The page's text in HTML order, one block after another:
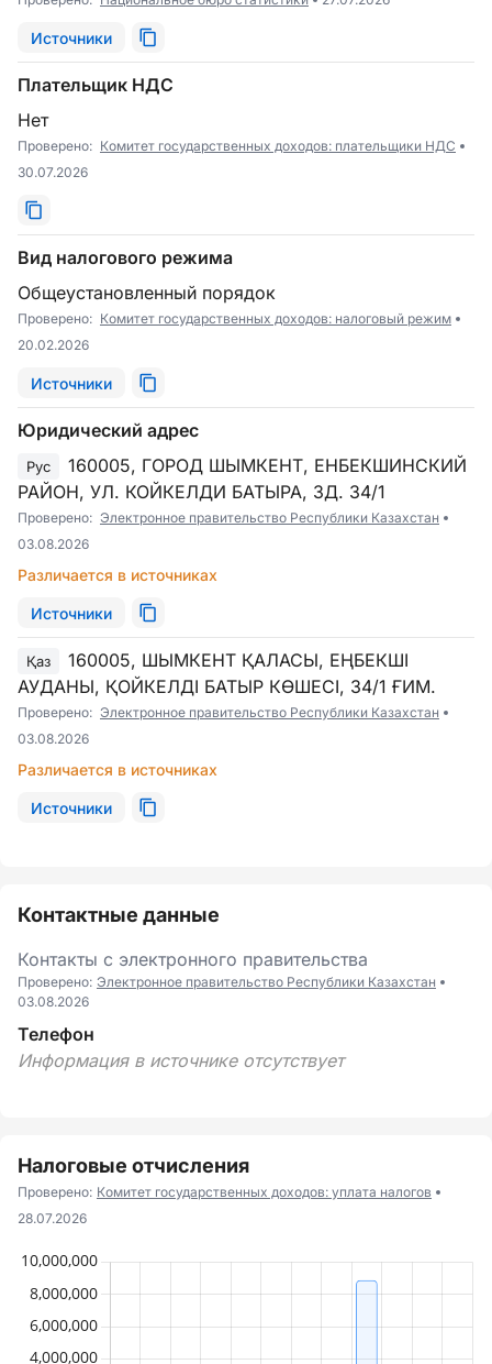
Источники
Плательщик НДС
Нет
Проверено: Комитет государственных доходов: плательщики НДС
30.07.2026
Вид налогового режима
Общеустановленный порядок
Проверено: Комитет государственных доходов: налоговый режим
20.02.2026
Источники
Юридический адрес
Рус
160005, ГОРОД ШЫМКЕНТ, ЕНБЕКШИНСКИЙ
РАЙОН, УЛ. КОЙКЕЛДИ БАТЫРА, ЗД. 34/1
Проверено: Электронное правительство Республики Казахстан
03.08.2026
Различается в источниках
Источники
Қаз
160005, ШЫМКЕНТ ҚАЛАСЫ, ЕҢБЕКШІ
АУДАНЫ, ҚОЙКЕЛДІ БАТЫР КӨШЕСІ, 34/1 ҒИМ.
Проверено: Электронное правительство Республики Казахстан
03.08.2026
Различается в источниках
Источники
Контактные данные
Контакты с электронного правительства
Проверено: Электронное правительство Республики Казахстан
03.08.2026
Телефон
Информация в источнике отсутствует
Налоговые отчисления
Проверено: Комитет государственных доходов: уплата налогов
28.07.2026